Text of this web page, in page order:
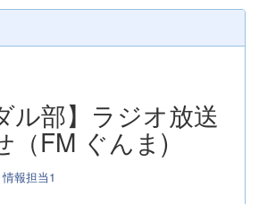
ル部】ラジオ放送
（FM ぐんま)
情報担当1